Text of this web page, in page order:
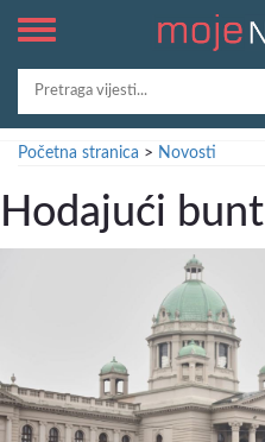
Početna stranica > Novosti
Hodajući bunt